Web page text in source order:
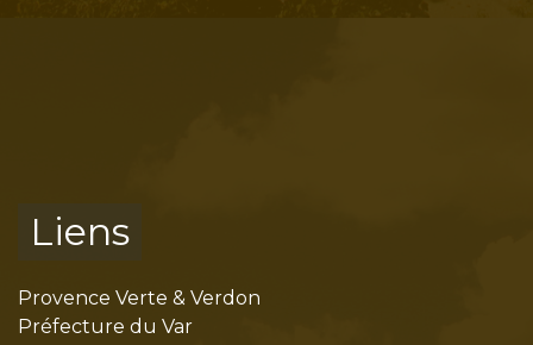
Liens
Provence Verte & Verdon
Préfecture du Var